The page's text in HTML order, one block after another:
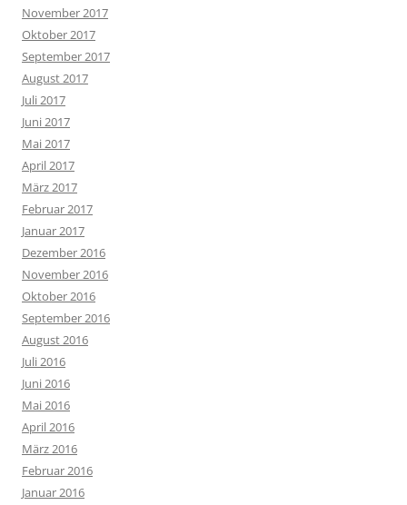
November 2017
Oktober 2017
September 2017
August 2017
Juli 2017
Juni 2017
Mai 2017
April 2017
März 2017
Februar 2017
Januar 2017
Dezember 2016
November 2016
Oktober 2016
September 2016
August 2016
Juli 2016
Juni 2016
Mai 2016
April 2016
März 2016
Februar 2016
Januar 2016